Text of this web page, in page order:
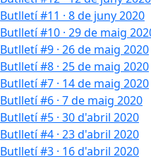
Butlletí #11 · 8 de juny 2020
Butlletí #10 · 29 de maig
Butlletí #9 · 26 de maig 2020
Butlletí #8 · 25 de maig 2020
Butlletí #7 · 14 de maig 2020
Butlletí #6 · 7 de maig 2020
Butlletí #5 · 30 d'abril 2020
Butlletí #4 · 23 d'abril 2020
Butlletí #3 · 16 d'abril 2020